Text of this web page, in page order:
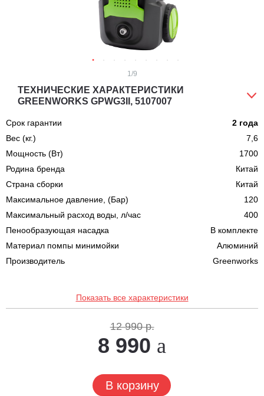
1 /9
ТЕХНИЧЕСКИЕ ХАРАКТЕРИСТИКИ
GREENWORKS GPWG3II, 5107007
Срок гарантии
2 года
Вес (кг.)
7,6
Мощность (Вт)
1700
Родина бренда
Китай
Страна сборки
Китай
Максимальное давление, (Бар)
120
Максимальный расход воды, л/час
400
Пенообразующая насадка
В комплекте
Материал помпы минимойки
Алюминий
Производитель
Greenworks
Показать все характеристики
12 990 р.
8 990
В корзину